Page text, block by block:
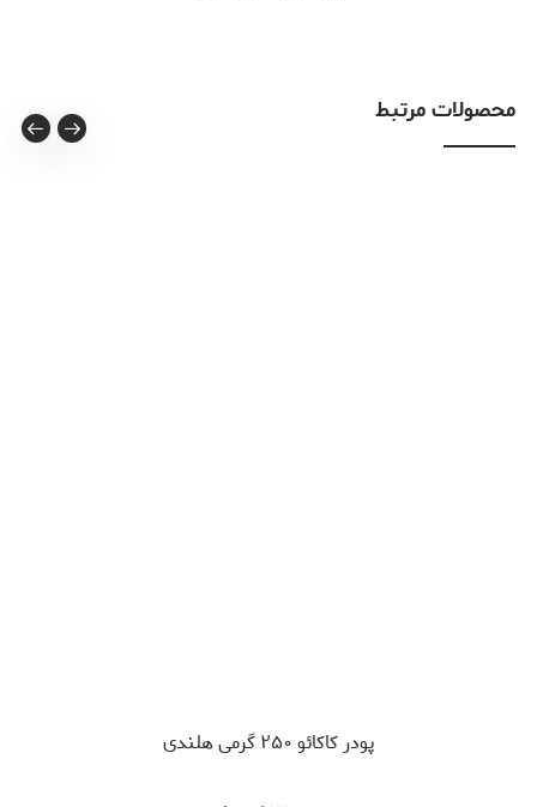
محصولات مرتبط
پودر کاکائو ۲۵۰ گرمی هلندی